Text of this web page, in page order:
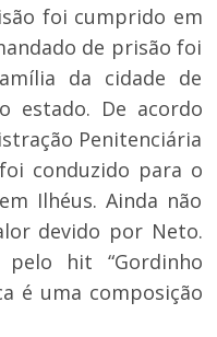
foi cumprido em
de prisão foi
da cidade de
estado. De acordo
Penitenciária
conduzido para o
Ilhéus. Ainda não
devido por Neto.
hit “Gordinho
é uma composição